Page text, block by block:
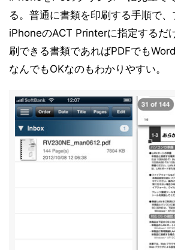
る。普通に書類を印刷する手順で
iPhoneのACT Printerに指定するだ
刷できる書類であればPDFでも
なんでもOKなのもわかりやすい。